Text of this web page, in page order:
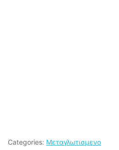
Categories: Μεταγλωτισμενο